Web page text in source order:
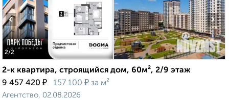
2/2
‹ ›
2-к квартира, строящийся дом, 60м², 2/9 этаж
9 457 420 ₽ 157 100 ₽ за м²
Агентство, 02.08.2026